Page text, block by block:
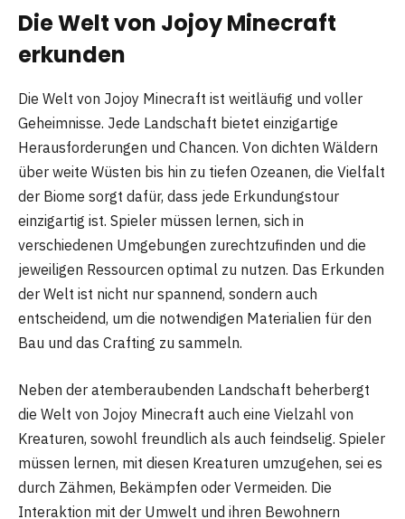
Die Welt von Jojoy Minecraft
erkunden
Die Welt von Jojoy Minecraft ist weitläufig und voller
Geheimnisse. Jede Landschaft bietet einzigartige
Herausforderungen und Chancen. Von dichten Wäldern
über weite Wüsten bis hin zu tiefen Ozeanen, die Vielfalt
der Biome sorgt dafür, dass jede Erkundungstour
einzigartig ist. Spieler müssen lernen, sich in
verschiedenen Umgebungen zurechtzufinden und die
jeweiligen Ressourcen optimal zu nutzen. Das Erkunden
der Welt ist nicht nur spannend, sondern auch
entscheidend, um die notwendigen Materialien für den
Bau und das Crafting zu sammeln.
Neben der atemberaubenden Landschaft beherbergt
die Welt von Jojoy Minecraft auch eine Vielzahl von
Kreaturen, sowohl freundlich als auch feindselig. Spieler
müssen lernen, mit diesen Kreaturen umzugehen, sei es
durch Zähmen, Bekämpfen oder Vermeiden. Die
Interaktion mit der Umwelt und ihren Bewohnern